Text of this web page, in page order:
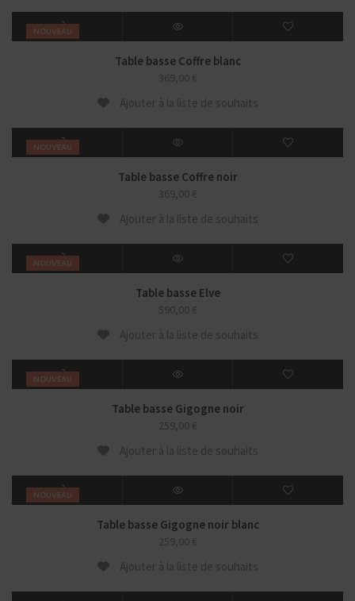
NOUVEAU
Table basse Coffre blanc
369,00 €
Ajouter à la liste de souhaits
NOUVEAU
Table basse Coffre noir
369,00 €
Ajouter à la liste de souhaits
NOUVEAU
Table basse Elve
590,00 €
Ajouter à la liste de souhaits
NOUVEAU
Table basse Gigogne noir
259,00 €
Ajouter à la liste de souhaits
NOUVEAU
Table basse Gigogne noir blanc
259,00 €
Ajouter à la liste de souhaits